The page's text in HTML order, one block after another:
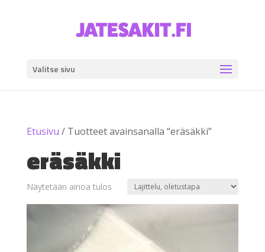
Valitse sivu
Etusivu / Tuotteet avainsanalla “eräsäkki”
eräsäkki
Näytetään ainoa tulos